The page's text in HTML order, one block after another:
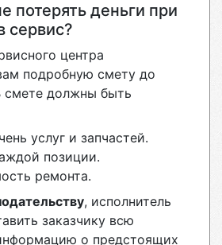
потерять деньги при
сервис?
центра
подробную смету до
смете должны быть
услуг и запчастей.
позиции.
ремонта.
, исполнитель
заказчику всю
о предстоящих